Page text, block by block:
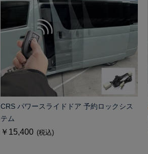
CRS パワースライドドア 予約ロックシス
テム
￥15,400 (税込)